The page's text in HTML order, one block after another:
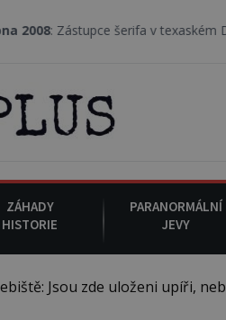
: Zástupce šerifa v texaském
ZÁHADY
HISTORIE
PARANORMÁLNÍ
JEVY
Jsou zde uloženi upíři,